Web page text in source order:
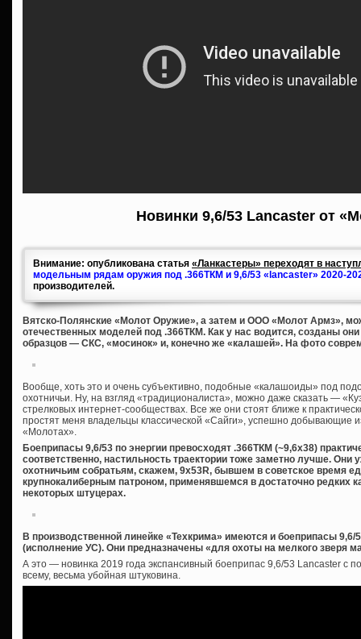
Новинки 9,6/53 Lancaster от
Внимание: опубликована статья «Ланкастеры» переходят в
модельным рядам оружия под .366ТКМ и 9,6/53 «lancaster» 2020-
производителей.
Вятско-Полянские «Молот Оружие», а затем и ООО «Молот Армз»,
отечественных моделей под .366ТКМ. Как у нас водится, созданы
образцов — СКС, «мосинок» и, конечно же «калашей». На фото
Вообще, хоть это и очень субъективно, подобные «калашоиды» под
охотничьи. Ну, на взгляд «традиционалиста», можно даже сказать —
стрелковых интернет-сообществах. Все же они стоят ближе к
простят меня владельцы классической «Сайги», успешно добывающие
«Молотах».
Боеприпасы 9,6/53 по энергии превосходят .366ТКМ (~9,6х38)
соответственно, настильность траектории тоже заметно лучше. Они
охотничьим собратьям, скажем, 9х53R, бывшем в советское время
крупнокалиберным патроном, применявшемся в достаточно редких
некоторых штуцерах.
В производственной линейке «Техкрима» имеются и боеприпасы
(исполнение УС). Они предназначены «для охоты на мелкого зверя
А это — новинка 2019 года экспансивный боеприпас 9,6/53 Lancaster с
всему, весьма убойная штуковина.